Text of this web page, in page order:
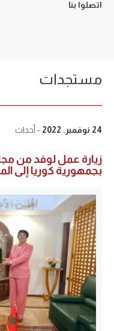
اتصلوا بنا
مستجدات
24 نوفمبر. 2022 - أحداث
زيارة عمل لوفد من
بجمهورية كوريا إلى